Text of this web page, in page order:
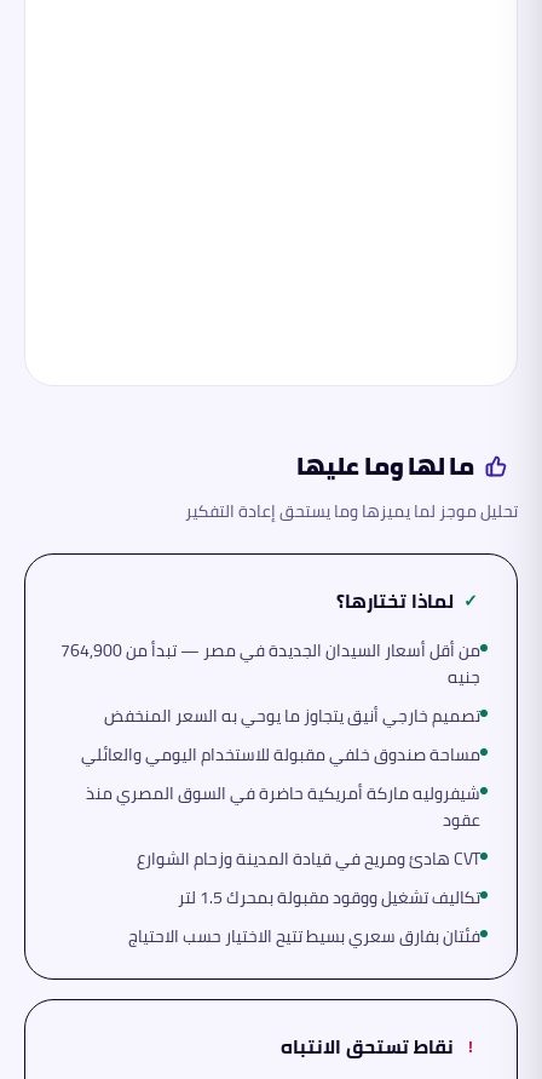
ما لها وما عليها
تحليل موجز لما يميزها وما يستحق إعادة التفكير
✓ لماذا تختارها؟
من أقل أسعار السيدان الجديدة في مصر — تبدأ من 764,900
جنيه
تصميم خارجي أنيق يتجاوز ما يوحي به السعر المنخفض
مساحة صندوق خلفي مقبولة للاستخدام اليومي والعائلي
شيفروليه ماركة أمريكية حاضرة في السوق المصري منذ
عقود
CVT هادئ ومريح في قيادة المدينة وزحام الشوارع
تكاليف تشغيل ووقود مقبولة بمحرك 1.5 لتر
فئتان بفارق سعري بسيط تتيح الاختيار حسب الاحتياج
! نقاط تستحق الانتباه